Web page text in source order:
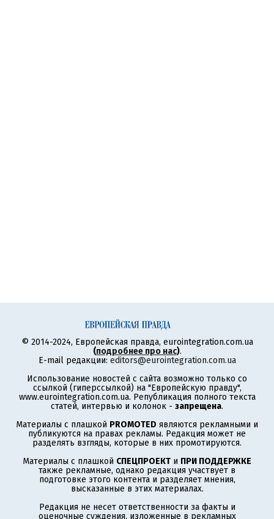
© 2014-2024, Европейская правда, eurointegration.com.ua
(подробнее про нас).
E-mail редакции: editors@eurointegration.com.ua
Использование новостей с сайта возможно только со
ссылкой (гиперссылкой) на "Европейскую правду",
www.eurointegration.com.ua. Републикация полного текста
статей, интервью и колонок - запрещена.
Материалы с плашкой PROMOTED являются рекламными и
публикуются на правах рекламы. Редакция может не
разделять взгляды, которые в них промотируются.
Материалы с плашкой СПЕЦПРОЕКТ и ПРИ ПОДДЕРЖКЕ
также рекламные, однако редакция участвует в
подготовке этого контента и разделяет мнения,
высказанные в этих материалах.
Редакция не несет ответственности за факты и
оценочные суждения, изложенные в рекламных